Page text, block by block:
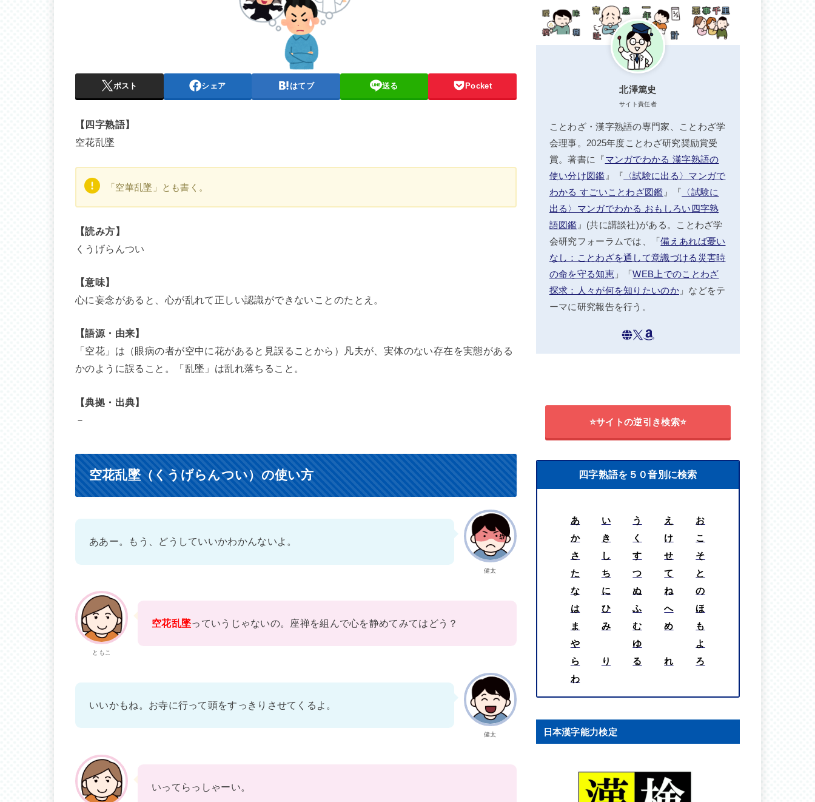
ポスト シェア はてブ 送る Pocket
【四字熟語】
空花乱墜
「空華乱墜」とも書く。
【読み方】
くうげらんつい
【意味】
心に妄念があると、心が乱れて正しい認識ができないことのたとえ。
【語源・由来】
「空花」は（眼病の者が空中に花があると見誤ることから）凡夫が、実体のない存在を実態がある
かのように誤ること。「乱墜」は乱れ落ちること。
【典拠・出典】
－
空花乱墜（くうげらんつい）の使い方
健太
ああー。もう、どうしていいかわかんないよ。
ともこ
空花乱墜っていうじゃないの。座禅を組んで心を静めてみてはどう？
健太
いいかもね。お寺に行って頭をすっきりさせてくるよ。
いってらっしゃーい。
北澤篤史
サイト責任者
ことわざ・漢字熟語の専門家、ことわざ学
会理事。2025年度ことわざ研究奨励賞受
賞。著書に『マンガでわかる 漢字熟語の
使い分け図鑑 』『 〈試験に出る〉マンガで
わかる すごいことわざ図鑑 』『 〈試験に
出る〉マンガでわかる おもしろい四字熟
語図鑑 』(共に講談社)がある。ことわざ学
会研究フォーラムでは、「備えあれば憂い
なし：ことわざを通して意識づける災害時
の命を守る知恵」「WEB上でのことわざ
探求：人々が何を知りたいのか」などをテ
ーマに研究報告を行う。
⭐サイトの逆引き検索⭐
四字熟語を５０音別に検索
あ い う え
お
か
き く け
こ
さ
し す せ
そ
た
ち つ て
と
な
に ぬ ね
の
は
ひ ふ へ
ほ
ま
み む め
も
や
ゆ
よ
ら
り る れ
ろ
わ
日本漢字能力検定